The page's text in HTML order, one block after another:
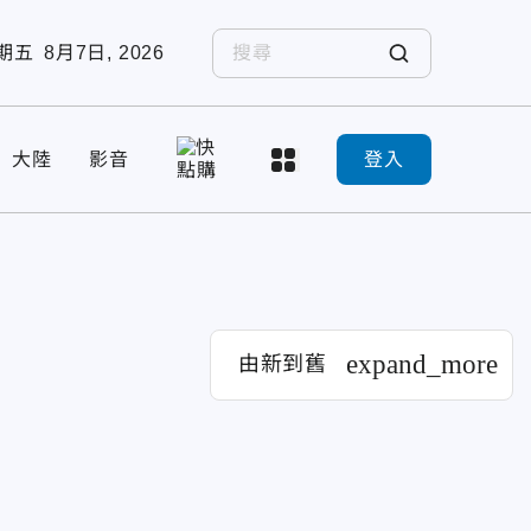
五 8月7日, 2026
大陸 影音 登入
由新到舊 expand_more